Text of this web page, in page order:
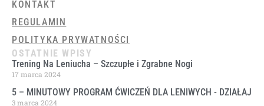
KONTAKT
REGULAMIN
POLITYKA PRYWATNOŚCI
OSTATNIE WPISY
Trening Na Leniucha – Szczupłe i Zgrabne Nogi
17 marca 2024
5 – MINUTOWY PROGRAM ĆWICZEŃ DLA LENIWYCH ​- DZIAŁAJ
3 marca 2024